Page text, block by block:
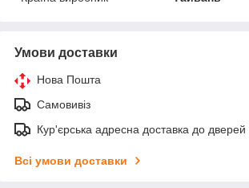
Умови доставки
Нова Пошта
Самовивіз
Кур'єрська адресна доставка до дверей
Всі умови доставки